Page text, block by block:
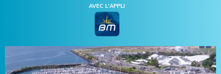
AVEC L'APPLI